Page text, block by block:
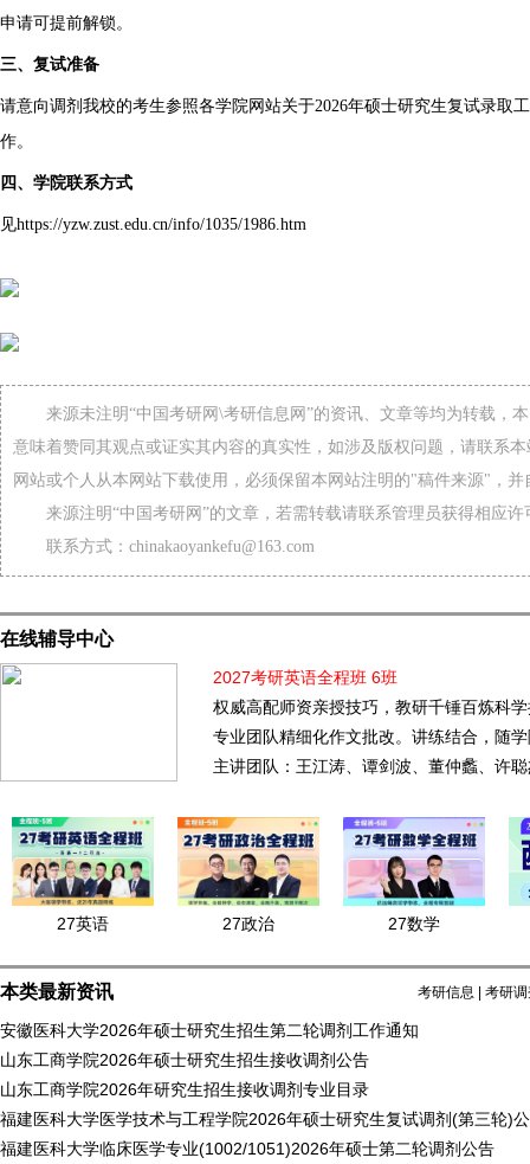
申请可提前解锁。
三、复试准备
请意向调剂我校的考生参照各学院网站关于2026年硕士研究生复试录取
作。
四、学院联系方式
见https://yzw.zust.edu.cn/info/1035/1986.htm
来源未注明“中国考研网\考研信息网”的资讯、文章等均为转载，
意味着赞同其观点或证实其内容的真实性，如涉及版权问题，请联系
网站或个人从本网站下载使用，必须保留本网站注明的"稿件来源"，
来源注明“中国考研网”的文章，若需转载请联系管理员获得相应许
联系方式：chinakaoyankefu@163.com
在线辅导中心
2027考研英语全程班 6班
权威高配师资亲授技巧，教研千锤百炼科
专业团队精细化作文批改。讲练结合，随
主讲团队：王江涛、谭剑波、董仲蠡、许
27英语 27政治 27数学
本类最新资讯 考研信息 考研
安徽医科大学2026年硕士研究生招生第二轮调剂工作通知
山东工商学院2026年硕士研究生招生接收调剂公告
山东工商学院2026年研究生招生接收调剂专业目录
福建医科大学医学技术与工程学院2026年硕士研究生复试调剂(第三轮)
福建医科大学临床医学专业(1002/1051)2026年硕士第二轮调剂公告